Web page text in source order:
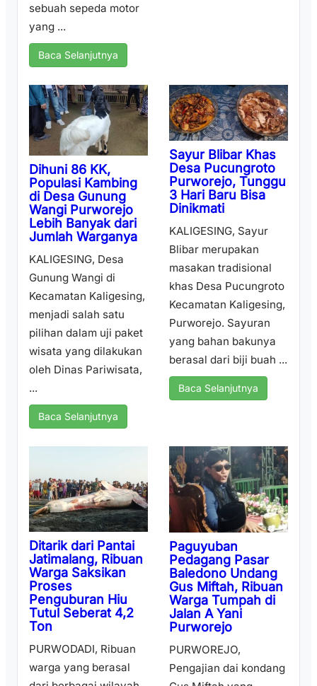
sebuah sepeda motor
yang ...
Baca Selanjutnya
Dihuni 86 KK,
Populasi Kambing
di Desa Gunung
Wangi Purworejo
Lebih Banyak dari
Jumlah Warganya
KALIGESING, Desa
Gunung Wangi di
Kecamatan Kaligesing,
menjadi salah satu
pilihan dalam uji paket
wisata yang dilakukan
oleh Dinas Pariwisata,
...
Baca Selanjutnya
Sayur Blibar Khas
Desa Pucungroto
Purworejo, Tunggu
3 Hari Baru Bisa
Dinikmati
KALIGESING, Sayur
Blibar merupakan
masakan tradisional
khas Desa Pucungroto
Kecamatan Kaligesing,
Purworejo. Sayuran
yang bahan bakunya
berasal dari biji buah ...
Baca Selanjutnya
Ditarik dari Pantai
Jatimalang, Ribuan
Warga Saksikan
Proses
Penguburan Hiu
Tutul Seberat 4,2
Ton
PURWODADI, Ribuan
warga yang berasal
Paguyuban
Pedagang Pasar
Baledono Undang
Gus Miftah, Ribuan
Warga Tumpah di
Jalan A Yani
Purworejo
PURWOREJO,
Pengajian dai kondang